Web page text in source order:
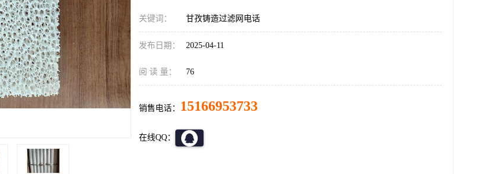
关键词： 甘孜铸造过滤网电话
发布日期： 2025-04-11
阅 读 量： 76
销售电话： 15166953733
在线QQ：